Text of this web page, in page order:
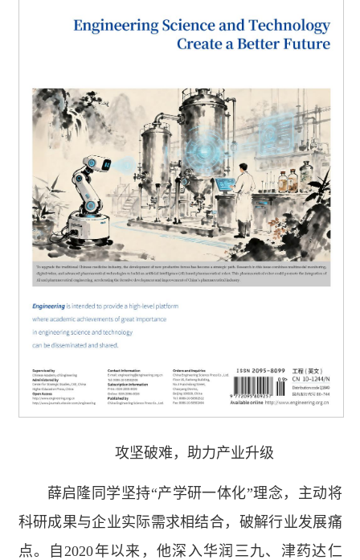
攻坚破难，助力产业升级
薛启隆同学坚持“产学研一体化”理念，主动将
科研成果与企业实际需求相结合，破解行业发展痛
点。自2020年以来，他深入华润三九、津药达仁